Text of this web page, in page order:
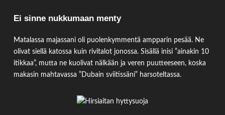
Ei sinne nukkumaan menty
Matalassa majassani oli puolenkymmentä ampparin pesää. Ne
olivat siellä katossa kuin rivitalot jonossa. Sisällä inisi ”ainakin 10
itikkaa”, mutta ne kuolivat nälkään ja veren puutteeseen, koska
makasin mahtavassa ”Dubain sviitissäni” harsoteltassa.